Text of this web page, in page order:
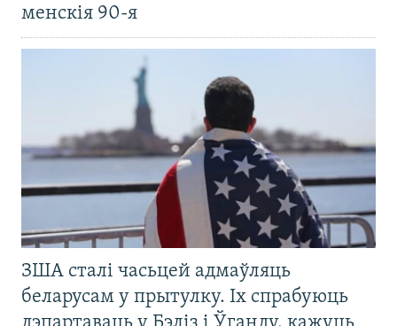
менскія 90-я
ЗША сталі часьцей адмаўляць
беларусам у прытулку. Іх спрабуюць